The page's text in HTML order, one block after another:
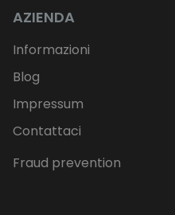
AZIENDA
Informazioni
Blog
Impressum
Contattaci
Fraud prevention